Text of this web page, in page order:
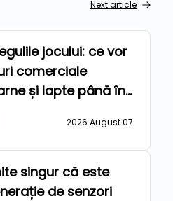
Next article
jocului: ce vor
comerciale
și lapte până în
2026 August 07
singur că este
de senzori